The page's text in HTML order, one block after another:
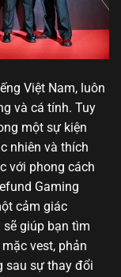
Việt Nam, luôn
và cá tính. Tuy
một sự kiện
nhiên và thích
với phong cách
Gaming
cảm giác
sẽ giúp bạn tìm
vest, phản
sau sự thay đổi